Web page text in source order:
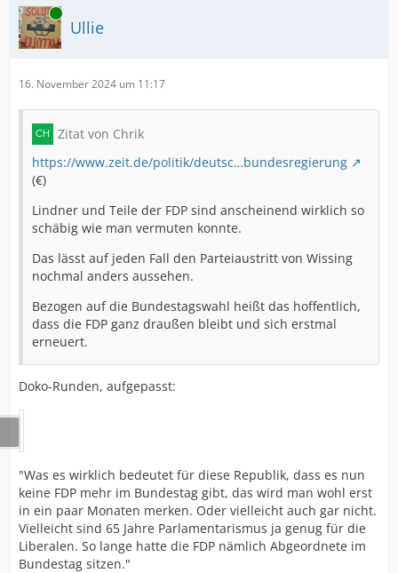
Online
Ullie
16. November 2024 um 11:17
Zitat von Chrik
https://www.zeit.de/politik/deutsc…bundesregierung
(€)
Lindner und Teile der FDP sind anscheinend wirklich so
schäbig wie man vermuten konnte.
Das lässt auf jeden Fall den Parteiaustritt von Wissing
nochmal anders aussehen.
Bezogen auf die Bundestagswahl heißt das hoffentlich,
dass die FDP ganz draußen bleibt und sich erstmal
erneuert.
Doko-Runden, aufgepasst:
"Was es wirklich bedeutet für diese Republik, dass es nun
keine FDP mehr im Bundestag gibt, das wird man wohl erst
in ein paar Monaten merken. Oder vielleicht auch gar nicht.
Vielleicht sind 65 Jahre Parlamentarismus ja genug für die
Liberalen. So lange hatte die FDP nämlich Abgeordnete im
Bundestag sitzen."